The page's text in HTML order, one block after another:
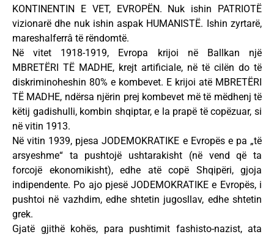
KONTINENTIN E VET, EVROPËN. Nuk ishin PATRIOTË
vizionarë dhe nuk ishin aspak HUMANISTË. Ishin zyrtarë,
mareshalferrâ të rëndomtë.
Në vitet 1918-1919, Evropa krijoi në Ballkan një
MBRETËRI TË MADHE, krejt artificiale, në të cilën do të
diskriminoheshin 80% e kombevet. E krijoi atë MBRETËRI
TË MADHE, ndërsa njërin prej kombevet më të mëdhenj të
këtij gadishulli, kombin shqiptar, e la prapë të copëzuar, si
në vitin 1913.
Në vitin 1939, pjesa JODEMOKRATIKE e Evropës e pa „të
arsyeshme“ ta pushtojë ushtarakisht (në vend që ta
forcojë ekonomikisht), edhe atë copë Shqipëri, gjoja
indipendente. Po ajo pjesë JODEMOKRATIKE e Evropës, i
pushtoi në vazhdim, edhe shtetin jugosllav, edhe shtetin
grek.
Gjatë gjithë kohës, para pushtimit fashisto-nazist, ata